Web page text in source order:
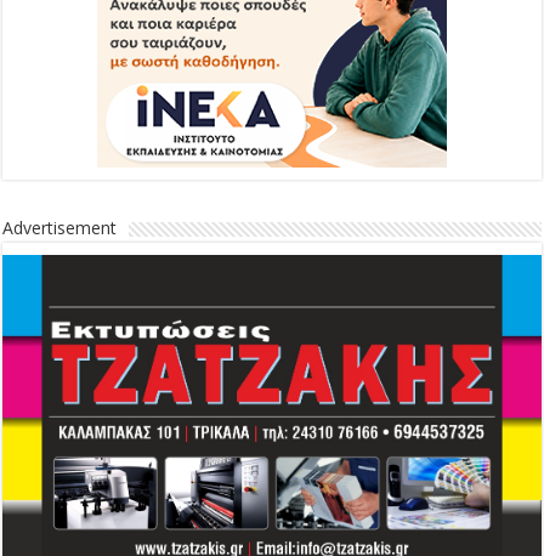
Advertisement